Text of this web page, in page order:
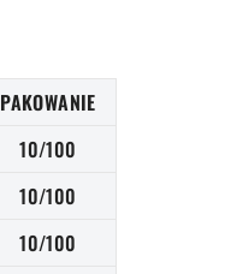
PAKOWANIE
10/100
10/100
10/100